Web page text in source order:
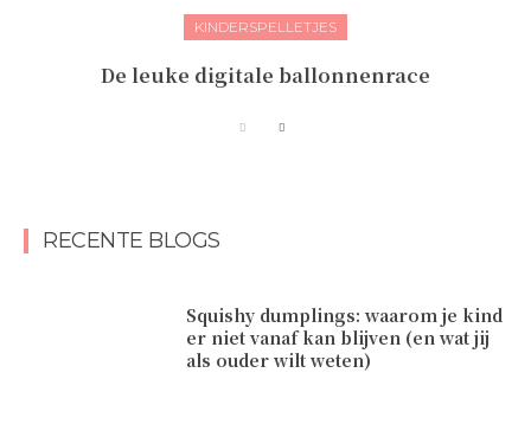
KINDERSPELLETJES
De leuke digitale ballonnenrace
RECENTE BLOGS
Squishy dumplings: waarom je kind
er niet vanaf kan blijven (en wat jij
als ouder wilt weten)